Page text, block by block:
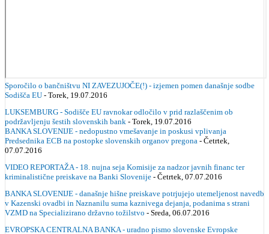
Sporočilo o bančništvu NI ZAVEZUJOČE(!) - izjemen pomen današnje sodbe
Sodišča EU - Torek, 19.07.2016
LUKSEMBURG - Sodišče EU ravnokar odločilo v prid razlaščenim ob
podržavljenju šestih slovenskih bank - Torek, 19.07.2016
BANKA SLOVENIJE - nedopustno vmešavanje in poskusi vplivanja
Predsednika ECB na postopke slovenskih organov pregona - Četrtek,
07.07.2016
VIDEO REPORTAŽA - 18. nujna seja Komisije za nadzor javnih financ ter
kriminalistične preiskave na Banki Slovenije - Četrtek, 07.07.2016
BANKA SLOVENIJE - današnje hišne preiskave potrjujejo utemeljenost navedb
v Kazenski ovadbi in Naznanilu suma kaznivega dejanja, podanima s strani
VZMD na Specializirano državno tožilstvo - Sreda, 06.07.2016
EVROPSKA CENTRALNA BANKA - uradno pismo slovenske Evropske